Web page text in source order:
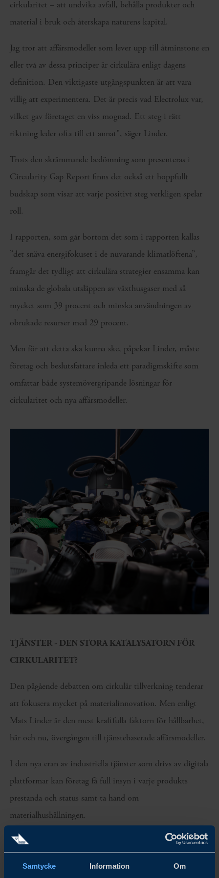
Samtycke Information Om
cirkularitet – att undvika avfall, behålla produkter och
material i bruk och återskapa naturens kapital.
Jag tror att affärsmodeller som lever upp till åtminstone en
eller två av dessa principer är cirkulära enligt dagens
definition. Den viktigaste utgångspunkten är att vara
villig att experimentera. Det är precis vad Electrolux var,
vilket gav företaget en viss mognad. Ett steg i rätt
riktning leder ofta till ett annat", säger Linder.
Trots den skrämmande bedömning som presenteras i
Circularity Gap Report finns det också ett hoppfullt
budskap som visar att varje positivt steg verkligen spelar
roll.
I rapporten, som går bortom det som i rapporten kallas
”det snäva energifokuset i de nuvarande klimatlöftena”,
framgår det tydligt att cirkulära strategier ensamma kan
minska de globala utsläppen av växthusgaser med så
mycket som 39 procent och minska användningen av
obrukade resurser med 29 procent.
Men för att detta ska kunna ske, påpekar Linder, måste
företag och beslutsfattare inleda ett paradigmskifte som
omfattar både systemövergripande lösningar för
cirkularitet och nya affärsmodeller.
TJÄNSTER - DEN STORA KATALYSATORN FÖR
CIRKULARITET?
Den pågående debatten om cirkulär tillverkning tenderar
att fokusera mycket på materialinnovation. Men enligt
Mats Linder är den mest kraftfulla faktorn för hållbarhet,
här och nu, övergången till tjänstebaserade affärsmodeller.
I den nya eran av industriella tjänster som drivs av digitala
plattformar kan företag få full insyn i varje produkts
prestanda och status samt ta hand om
materialhushållningen.
”Genom att sälja en produkts utfall, till exempel antalet